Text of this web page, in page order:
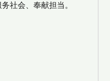
社会、奉献担当。